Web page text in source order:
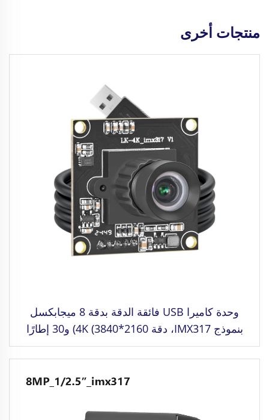
منتجات أخرى
وحدة كاميرا USB فائقة الدقة بدقة 8 ميجابكسل
بنموذج IMX317، دقة 4K (3840*2160) و30 إطارًا
في الثانية، بدون حاجة لتعريفات، مناسبة للتعرف على
الوجوه